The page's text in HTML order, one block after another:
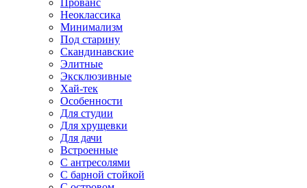
Прованс
Неоклассика
Минимализм
Под старину
Скандинавские
Элитные
Эксклюзивные
Хай-тек
Особенности
Для студии
Для хрущевки
Для дачи
Встроенные
С антресолями
С барной стойкой